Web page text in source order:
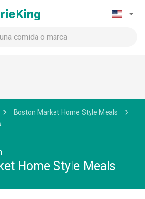
Boston Market Home Style Meals
Home Style Meals